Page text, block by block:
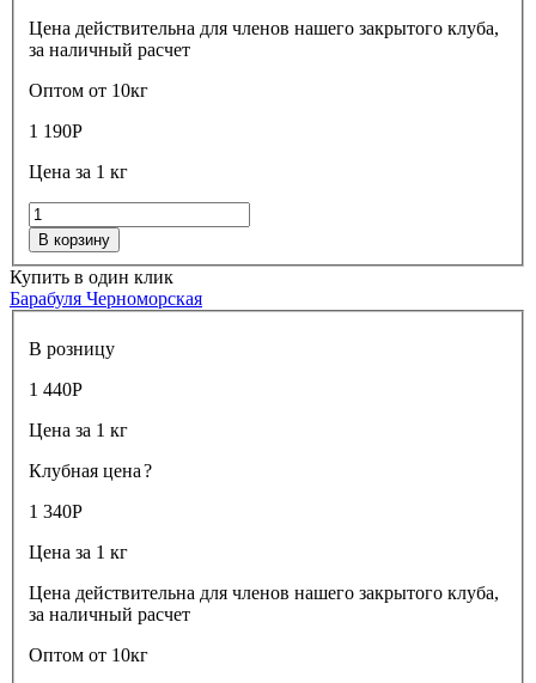
Цена действительна для членов нашего закрытого клуба,
за наличный расчет
Оптом от 10кг
1 190Р
Цена за 1 кг
В корзину
Купить в один клик
Барабуля Черноморская
В розницу
1 440Р
Цена за 1 кг
Клубная цена?
1 340Р
Цена за 1 кг
Цена действительна для членов нашего закрытого клуба,
за наличный расчет
Оптом от 10кг